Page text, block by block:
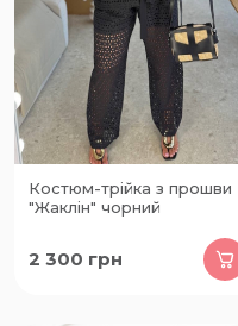
Костюм-трійка з прошви
"Жаклін" чорний
2 300 грн